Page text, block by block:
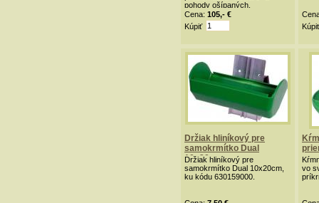
pohody ošípaných.
Cena: 105,- €
Kúpiť
Kúpiť
Držiak hliníkový pre
samokrmítko Dual
10x20cm
Držiak hliníkový pre
samokrmítko Dual 10x20cm,
ku kódu 630159000.
vo